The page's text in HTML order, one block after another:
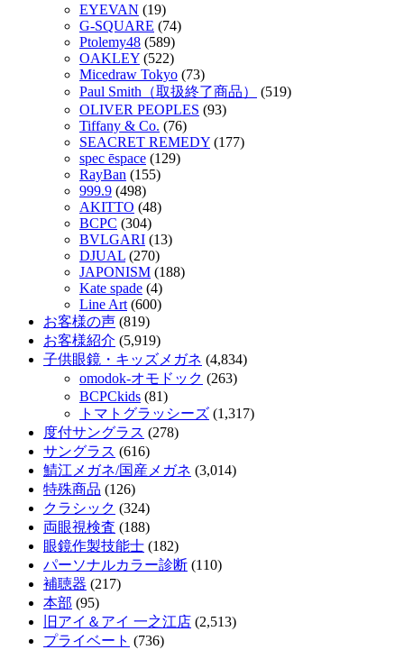
EYEVAN (19)
G-SQUARE (74)
Ptolemy48 (589)
OAKLEY (522)
Micedraw Tokyo (73)
Paul Smith（取扱終了商品）
(519)
OLIVER PEOPLES (93)
Tiffany & Co. (76)
SEACRET REMEDY (177)
spec ēspace (129)
RayBan (155)
999.9 (498)
AKITTO (48)
BCPC (304)
BVLGARI (13)
DJUAL (270)
JAPONISM (188)
Kate spade (4)
Line Art (600)
お客様の声 (819)
お客様紹介 (5,919)
子供眼鏡・キッズメガネ (4,834)
omodok-オモドック (263)
BCPCkids (81)
トマトグラッシーズ (1,317)
度付サングラス (278)
サングラス (616)
鯖江メガネ/国産メガネ (3,014)
特殊商品 (126)
クラシック (324)
両眼視検査 (188)
眼鏡作製技能士 (182)
パーソナルカラー診断 (110)
補聴器 (217)
本部 (95)
旧アイ＆アイ 一之江店 (2,513)
プライベート (736)